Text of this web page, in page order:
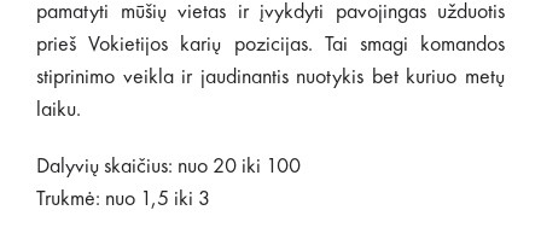
pamatyti mūšių vietas ir įvykdyti pavojingas užduotis
prieš Vokietijos karių pozicijas. Tai smagi komandos
stiprinimo veikla ir jaudinantis nuotykis bet kuriuo metų
laiku.
Dalyvių skaičius: nuo 20 iki 100
Trukmė: nuo 1,5 iki 3